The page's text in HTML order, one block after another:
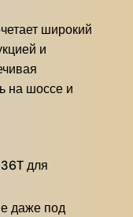
широкий
и
на шоссе и
для
даже под